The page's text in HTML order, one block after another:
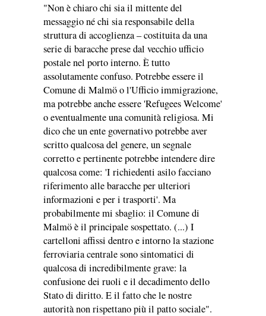
"Non è chiaro chi sia il mittente del
messaggio né chi sia responsabile della
struttura di accoglienza – costituita da una
serie di baracche prese dal vecchio ufficio
postale nel porto interno. È tutto
assolutamente confuso. Potrebbe essere il
Comune di Malmö o l'Ufficio immigrazione,
ma potrebbe anche essere 'Refugees Welcome'
o eventualmente una comunità religiosa. Mi
dico che un ente governativo potrebbe aver
scritto qualcosa del genere, un segnale
corretto e pertinente potrebbe intendere dire
qualcosa come: 'I richiedenti asilo facciano
riferimento alle baracche per ulteriori
informazioni e per i trasporti'. Ma
probabilmente mi sbaglio: il Comune di
Malmö è il principale sospettato. (...) I
cartelloni affissi dentro e intorno la stazione
ferroviaria centrale sono sintomatici di
qualcosa di incredibilmente grave: la
confusione dei ruoli e il decadimento dello
Stato di diritto. E il fatto che le nostre
autorità non rispettano più il patto sociale".